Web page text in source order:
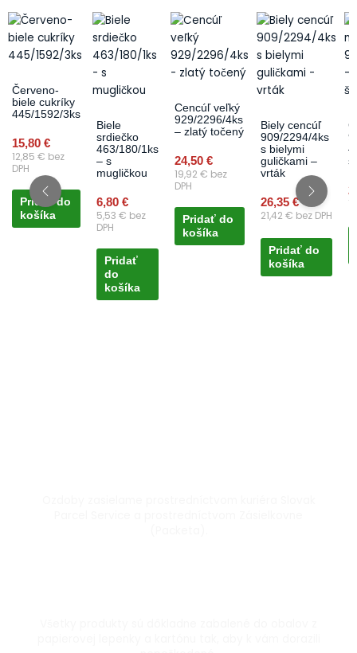
Červeno-
biele cukríky
445/1592/3ks
15,80 €
12,85 € bez
DPH
Pridať do
košíka
Biele
srdiečko
463/180/1ks
– s
mugličkou
6,80 €
5,53 € bez
DPH
Pridať
do
košíka
Cencúľ veľký
929/2296/4ks
– zlatý točený
24,50 €
19,92 € bez
DPH
Pridať do
košíka
Biely cencúľ
909/2294/4ks
s bielymi
guličkami –
vrták
26,35 €
21,42 € bez DPH
Pridať do
košíka
–